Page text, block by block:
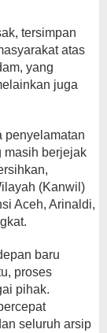
tersimpan
atas
yang
juga
penyelamatan
masih berjejak
(Kanwil)
Aceh, Arinaldi,
baru
proses
pihak.
seluruh arsip